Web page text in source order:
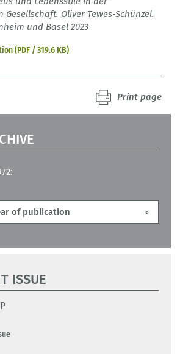
Oliver Tewes-Schünzel.
und Basel 2023
(PDF / 319.6 KB)
Print page
ISSUE